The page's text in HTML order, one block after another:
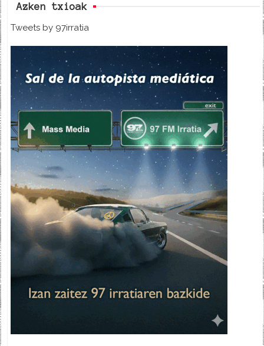
Azken txioak
Tweets by 97irratia